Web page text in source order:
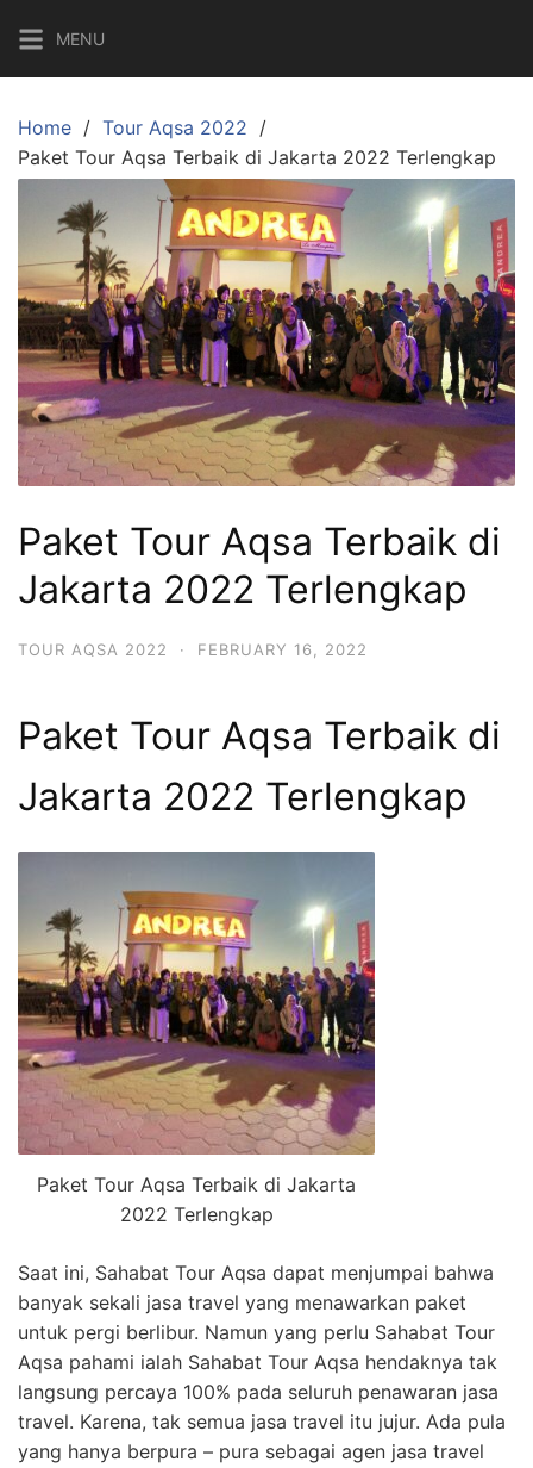
content
MENU
Home
Tour Aqsa 2022
Paket Tour Aqsa Terbaik di Jakarta 2022 Terlengkap
Paket Tour Aqsa Terbaik di
Jakarta 2022 Terlengkap
TOUR AQSA 2022 · FEBRUARY 16, 2022
Paket Tour Aqsa Terbaik di
Jakarta 2022 Terlengkap
Paket Tour Aqsa Terbaik di Jakarta
2022 Terlengkap
Saat ini, Sahabat Tour Aqsa dapat menjumpai bahwa
banyak sekali jasa travel yang menawarkan paket
untuk pergi berlibur. Namun yang perlu Sahabat Tour
Aqsa pahami ialah Sahabat Tour Aqsa hendaknya tak
langsung percaya 100% pada seluruh penawaran jasa
travel. Karena, tak semua jasa travel itu jujur. Ada pula
yang hanya berpura – pura sebagai agen jasa travel